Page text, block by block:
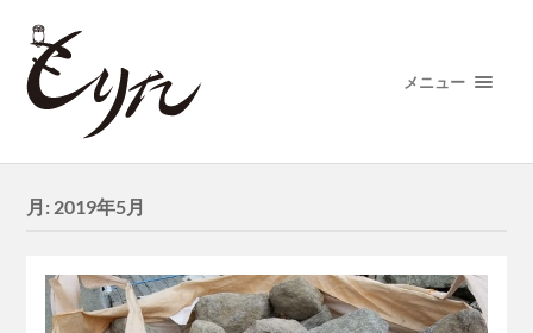
メニュー
月: 2019年5月